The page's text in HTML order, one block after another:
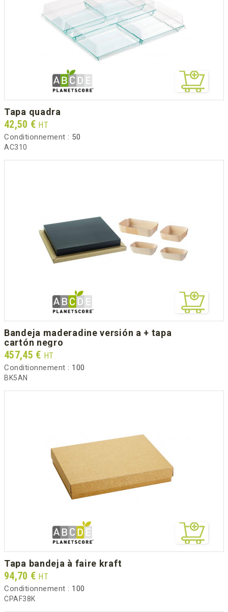
tapa quadra
Prix
42,50 € HT
Conditionnement : 50
AC310
bandeja maderadine versión a + tapa
cartón negro
Prix
457,45 € HT
Conditionnement : 100
BK5AN
tapa bandeja à faire kraft
Prix
94,70 € HT
Conditionnement : 100
CPAF38K